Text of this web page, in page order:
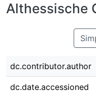
Althessische
dc.contributor.author
dc.date.accessioned